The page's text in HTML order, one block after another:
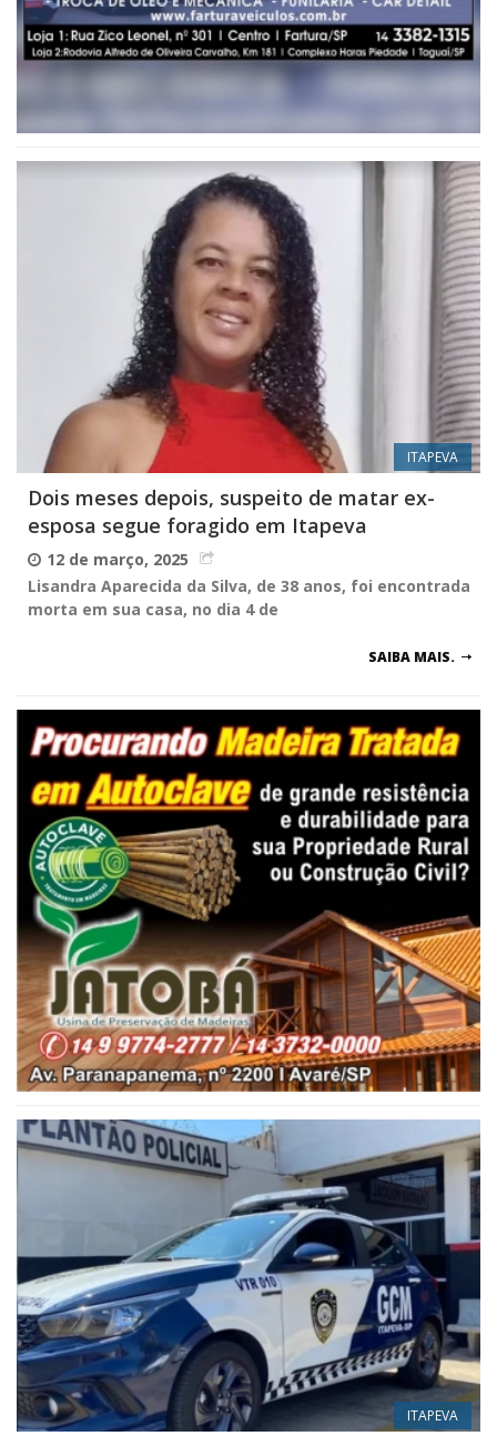
ITAPEVA
Dois meses depois, suspeito de matar ex-
esposa segue foragido em Itapeva
12 de março, 2025
Lisandra Aparecida da Silva, de 38 anos, foi encontrada
morta em sua casa, no dia 4 de
SAIBA MAIS.
ITAPEVA